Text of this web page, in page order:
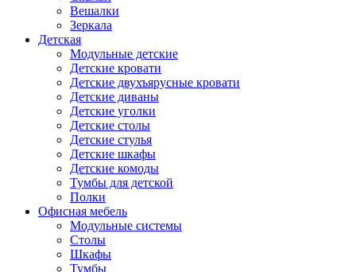
Вешалки
Зеркала
Детская
Модульные детские
Детские кровати
Детские двухъярусные кровати
Детские диваны
Детские уголки
Детские столы
Детские стулья
Детские шкафы
Детские комоды
Тумбы для детской
Полки
Офисная мебель
Модульные системы
Столы
Шкафы
Тумбы